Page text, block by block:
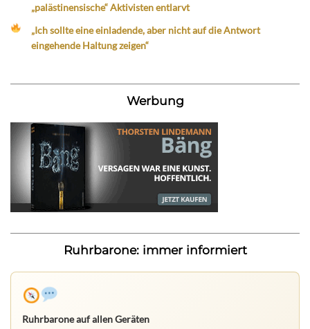
„palästinensische“ Aktivisten entlarvt
„Ich sollte eine einladende, aber nicht auf die Antwort
eingehende Haltung zeigen“
Werbung
Ruhrbarone: immer informiert
Ruhrbarone auf allen Geräten